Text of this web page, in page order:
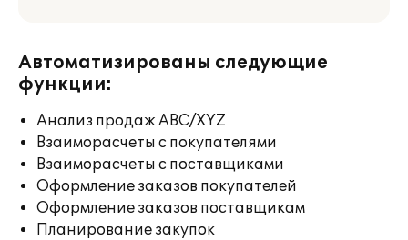
Автоматизированы следующие
функции:
Анализ продаж ABC/XYZ
Взаиморасчеты с покупателями
Взаиморасчеты с поставщиками
Оформление заказов покупателей
Оформление заказов поставщикам
Планирование закупок